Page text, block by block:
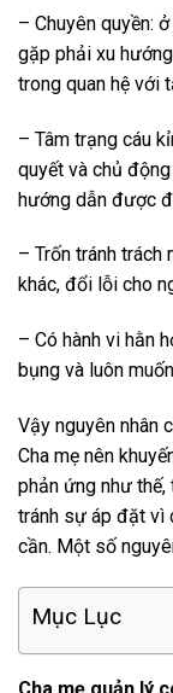
– Chuyên quyền:
gặp phải xu
trong quan hệ với
– Tâm trạng cáu
quyết và chủ
hướng dẫn được
– Trốn tránh trách
khác, đổi lỗi cho
– Có hành vi hằn
bụng và luôn
Vậy nguyên nhân
Cha mẹ nên
phản ứng như
tránh sự áp đặt vì
cần. Một số
Mục Lục